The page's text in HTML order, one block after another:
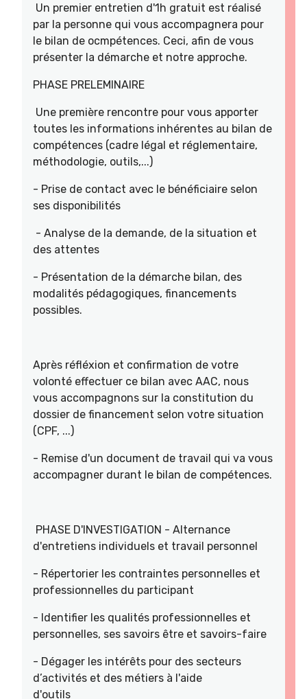
Un premier entretien d'1h gratuit est réalisé
par la personne qui vous accompagnera pour
le bilan de ocmpétences. Ceci, afin de vous
présenter la démarche et notre approche.
PHASE PRELEMINAIRE
Une première rencontre pour vous apporter
toutes les informations inhérentes au bilan de
compétences (cadre légal et réglementaire,
méthodologie, outils,...)
- Prise de contact avec le bénéficiaire selon
ses disponibilités
- Analyse de la demande, de la situation et
des attentes
- Présentation de la démarche bilan, des
modalités pédagogiques, financements
possibles.
Après réfléxion et confirmation de votre
volonté effectuer ce bilan avec AAC, nous
vous accompagnons sur la constitution du
dossier de financement selon votre situation
(CPF, ...)
- Remise d'un document de travail qui va vous
accompagner durant le bilan de compétences.
PHASE D'INVESTIGATION - Alternance
d'entretiens individuels et travail personnel
- Répertorier les contraintes personnelles et
professionnelles du participant
- Identifier les qualités professionnelles et
personnelles, ses savoirs être et savoirs-faire
- Dégager les intérêts pour des secteurs
d’activités et des métiers à l'aide
d'outils